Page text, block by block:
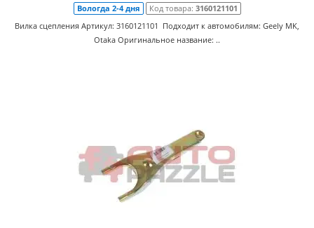
Вологда 2-4 дня Код товара: 3160121101
Вилка сцепления Артикул: 3160121101 Подходит к автомобилям: Geely MK,
Otaka Оригинальное название: ..